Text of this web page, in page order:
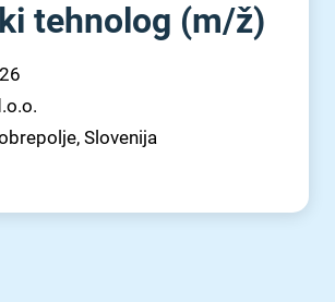
tehnolog (m⁠/⁠ž)
Slovenija